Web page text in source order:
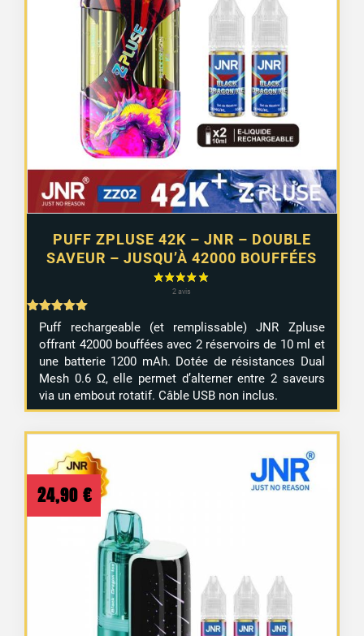
PUFF ZPLUSE 42K – JNR – DOUBLE
SAVEUR – JUSQU’À 42000 BOUFFÉES
Note
5.00
sur 5
Puff rechargeable (et remplissable) JNR Zpluse
offrant 42000 bouffées avec 2 réservoirs de 10 ml et
une batterie 1200 mAh. Dotée de résistances Dual
Mesh 0.6 Ω, elle permet d’alterner entre 2 saveurs
via un embout rotatif. Câble USB non inclus.
24,90 €